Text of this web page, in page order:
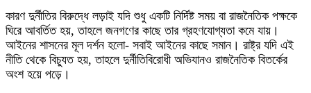
কারণ দুর্নীতির বিরুদ্ধে লড়াই যদি শুধু একটি নির্দিষ্ট সময় বা রাজনৈতিক পক্ষকে
ঘিরে আবর্তিত হয়, তাহলে জনগণের কাছে তার গ্রহণযোগ্যতা কমে যায়।
আইনের শাসনের মূল দর্শন হলো- সবাই আইনের কাছে সমান। রাষ্ট্র যদি এই
নীতি থেকে বিচ্যুত হয়, তাহলে দুর্নীতিবিরোধী অভিযানও রাজনৈতিক বিতর্কের
অংশ হয়ে পড়ে।